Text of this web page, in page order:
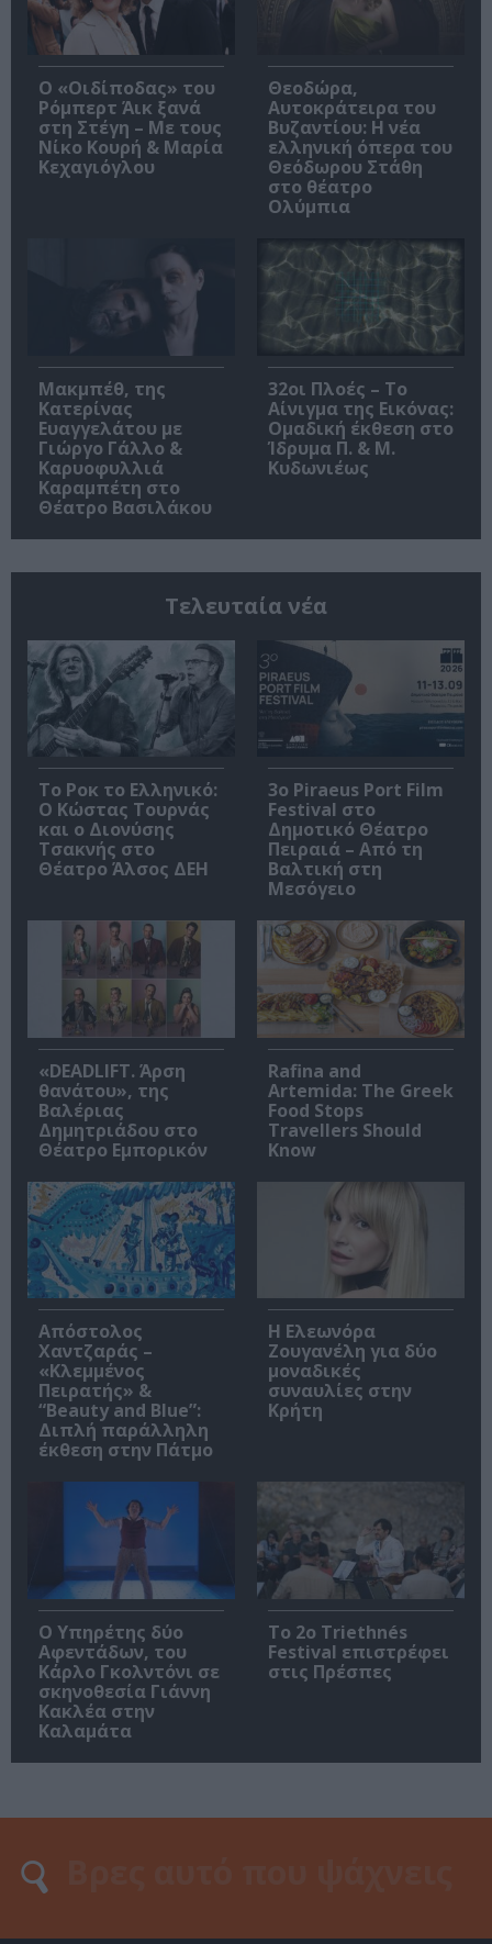
O «Οιδίποδας» του
Ρόμπερτ Άικ ξανά
στη Στέγη – Με τους
Νίκο Κουρή & Μαρία
Κεχαγιόγλου
Θεοδώρα,
Αυτοκράτειρα του
Βυζαντίου: Η νέα
ελληνική όπερα του
Θεόδωρου Στάθη
στο θέατρο
Ολύμπια
Μακμπέθ, της
Κατερίνας
Ευαγγελάτου με
Γιώργο Γάλλο &
Καρυοφυλλιά
Καραμπέτη στο
Θέατρο Βασιλάκου
32οι Πλοές – Το
Αίνιγμα της Εικόνας:
Ομαδική έκθεση στο
Ίδρυμα Π. & Μ.
Κυδωνιέως
Τελευταία νέα
Το Ροκ το Ελληνικό:
Ο Κώστας Τουρνάς
και ο Διονύσης
Τσακνής στο
Θέατρο Άλσος ΔΕΗ
3o Piraeus Port Film
Festival στο
Δημοτικό Θέατρο
Πειραιά – Από τη
Βαλτική στη
Μεσόγειο
«DEADLIFT. Άρση
θανάτου», της
Βαλέριας
Δημητριάδου στο
Θέατρο Εμπορικόν
Rafina and
Artemida: The Greek
Food Stops
Travellers Should
Know
Απόστολος
Χαντζαράς –
«Κλεμμένος
Πειρατής» &
“Beauty and Blue”:
Διπλή παράλληλη
έκθεση στην Πάτμο
Η Ελεωνόρα
Ζουγανέλη για δύο
μοναδικές
συναυλίες στην
Κρήτη
Ο Υπηρέτης δύο
Αφεντάδων, του
Κάρλο Γκολντόνι σε
σκηνοθεσία Γιάννη
Κακλέα στην
Καλαμάτα
Το 2ο Triethnés
Festival επιστρέφει
στις Πρέσπες